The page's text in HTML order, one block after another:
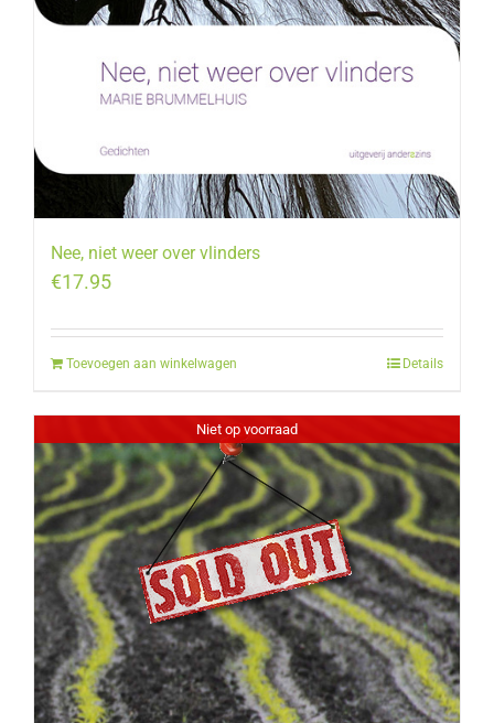
Nee, niet weer over vlinders
€17.95
Toevoegen aan winkelwagen Details
Niet op voorraad